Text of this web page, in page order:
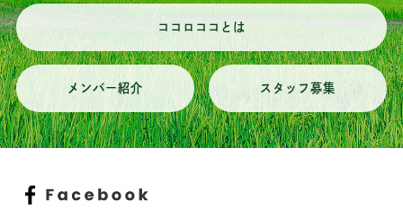
ココロココとは
メンバー紹介 スタッフ募集